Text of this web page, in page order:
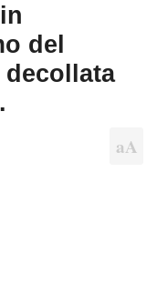
del
decollata